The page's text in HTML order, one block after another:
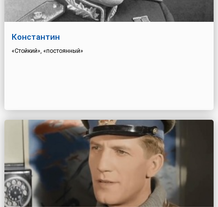
Константин
«Стойкий», «постоянный»